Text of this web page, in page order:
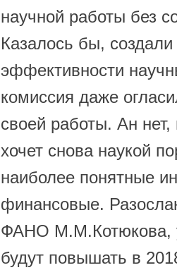
научной работы без
Казалось бы,
эффективности
комиссия даже
своей работы. Ан
хочет снова наукой
наиболее понятные
финансовые.
ФАНО М.М.Котюкова,
будут повышать в